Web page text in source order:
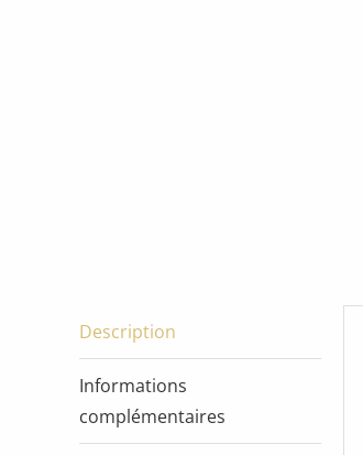
Description
Informations
complémentaires